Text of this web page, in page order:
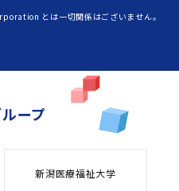
とは一切関係はございません。
ープ
新潟医療福祉大学